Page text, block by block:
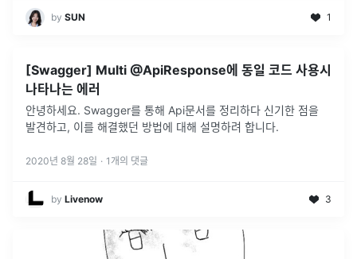
by SUN 1
[Swagger] Multi @ApiResponse에 동일 코드 사용시
나타나는 에러
안녕하세요. Swagger를 통해 Api문서를 정리하다 신기한 점을
발견하고, 이를 해결했던 방법에 대해 설명하려 합니다.
2020년 8월 28일 · 1 개의 댓글
by Livenow 3